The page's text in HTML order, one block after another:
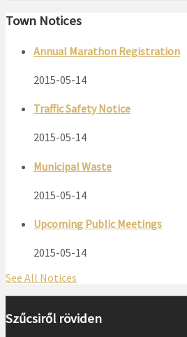
Town Notices
Annual Marathon Registration
2015-05-14
Traffic Safety Notice
2015-05-14
Municipal Waste
2015-05-14
Upcoming Public Meetings
2015-05-14
See All Notices
Szűcsiről röviden